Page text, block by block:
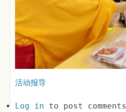
活动报导
Log in to post comments